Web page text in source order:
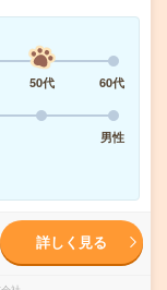
50代
60代
男性
詳しく見る